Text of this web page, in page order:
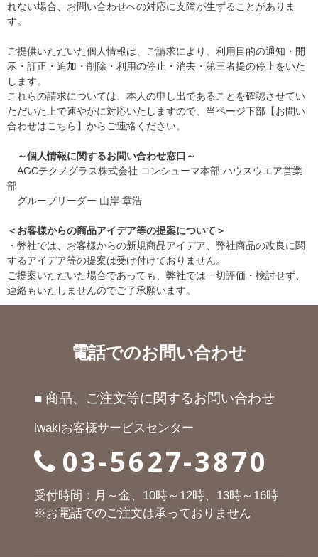
れない場合、お問い合わせへの対応に支障が生ずることがありま
す。
ご提供いただいた個人情報は、ご請求により、利用目的の通知・開
示・訂正・追加・削除・利用の停止・消去・第三者提の停止をいた
します。
これらの請求については、本人の申し出であることを確認させてい
ただいた上で速やかに対応いたしますので、当ページ下部【お問い
合わせはこちら】からご連絡ください。
～個人情報に関するお問い合わせ窓口～
AGCテクノグラス株式会社 コンシューマ本部 ハウスウエア営業
部
グループリーダー 山岸 章浩
＜お客様からの商品アイデア等の提案について＞
・弊社では、お客様からの新規商品アイデア、弊社商品の改良に関
するアイデア等の提案は受け付けておりません。
ご提案いただいた場合であっても、弊社では一切評価・検討せず、
連絡もいたしませんのでご了承願います。
電話でのお問い合わせ
■ 商品、ご注文等に関するお問い合わせ
iwakiお客様サービスセンター
03-5627-3870
受付時間：月～金、10時～12時、13時～16時
※お電話でのご注文は承っておりません